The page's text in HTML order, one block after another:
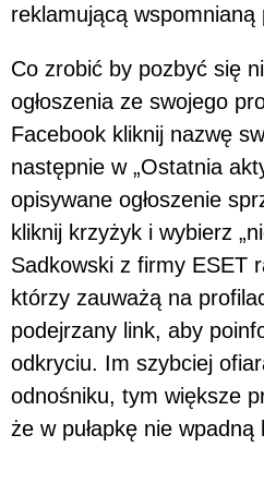
reklamującą wspomnianą
Co zrobić by pozbyć się
ogłoszenia ze swojego
Facebook kliknij nazwę
następnie w „Ostatnia
opisywane ogłoszenie
kliknij krzyżyk i wybierz
Sadkowski z firmy ESET
którzy zauważą na
podejrzany link, aby
odkryciu. Im szybciej
odnośniku, tym większe
że w pułapkę nie wpadną